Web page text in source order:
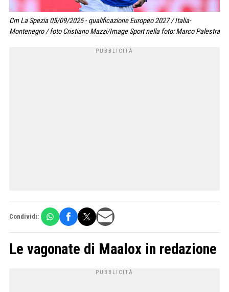
Cm La Spezia 05/09/2025 - qualificazione Europeo 2027 / Italia-
Montenegro / foto Cristiano Mazzi/Image Sport nella foto: Marco Palestra
Condividi:
Le vagonate di Maalox in redazione